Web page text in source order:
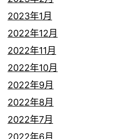
2023年1月
2022年12月
2022年11月
2022年10月
2022年9月
2022年8月
2022年7月